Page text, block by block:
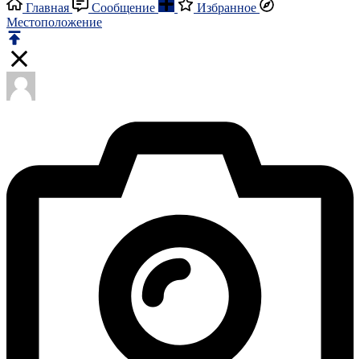
Главная
Сообщение
Избранное
Местоположение